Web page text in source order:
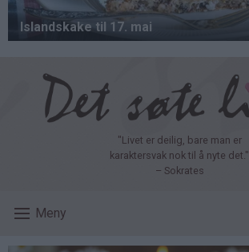
"Livet er deilig, bare man er
karaktersvak nok til å nyte det."
– Sokrates
Meny